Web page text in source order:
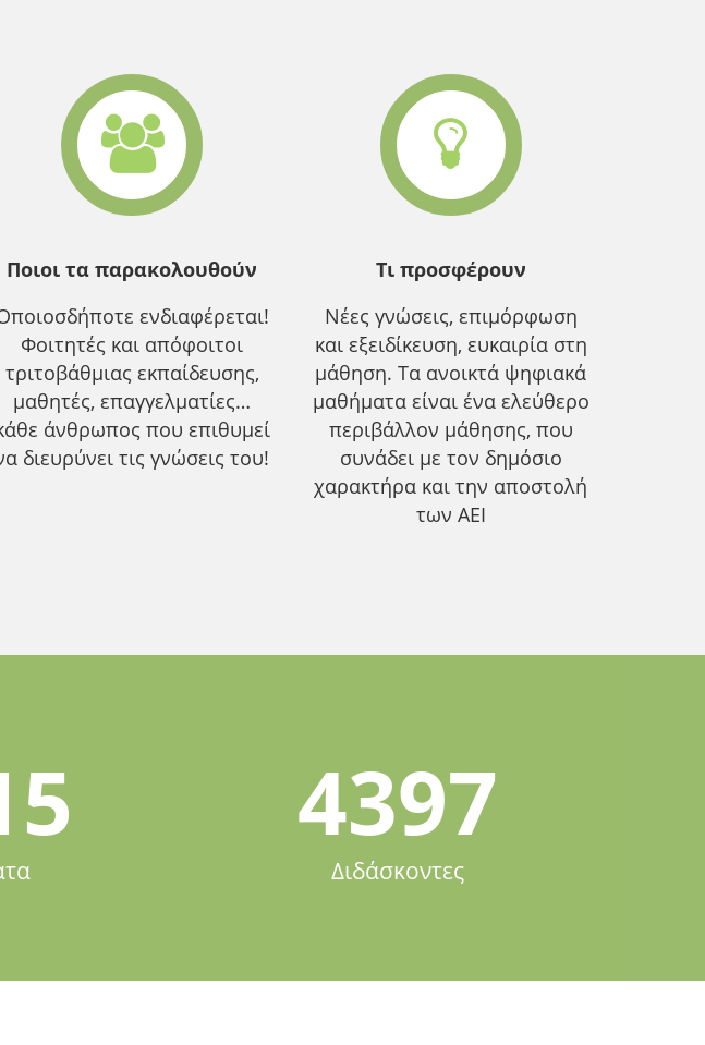
Ποιοι τα παρακολουθούν
ενδιαφέρεται!
Φοιτητές και απόφοιτοι
τριτοβάθμιας εκπαίδευσης,
μαθητές, επαγγελματίες…
άνθρωπος που επιθυμεί
διευρύνει τις γνώσεις του!
Τι προσφέρουν
Νέες γνώσεις, επιμόρφωση
και εξειδίκευση, ευκαιρία στη
μάθηση. Τα ανοικτά ψηφιακά
μαθήματα είναι ένα ελεύθερο
περιβάλλον μάθησης, που
συνάδει με τον δημόσιο
χαρακτήρα και την αποστολή
των ΑΕΙ
4397
Διδάσκοντες